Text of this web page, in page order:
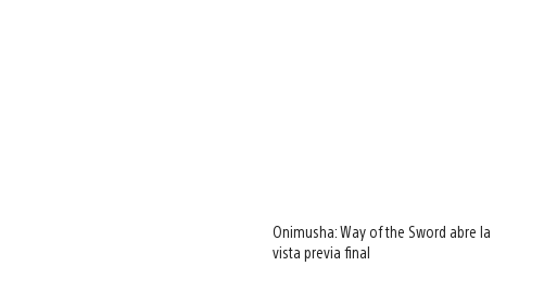
Onimusha: Way of the Sword abre la
vista previa final